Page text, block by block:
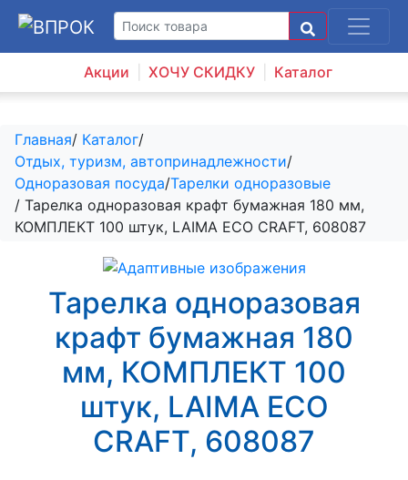
Акции ХОЧУ СКИДКУ Каталог
Главная/ Каталог/
Отдых, туризм, автопринадлежности/
Одноразовая посуда/Тарелки одноразовые
/ Тарелка одноразовая крафт бумажная 180 мм,
КОМПЛЕКТ 100 штук, LAIMA ECO CRAFT, 608087
Тарелка одноразовая
крафт бумажная 180
мм, КОМПЛЕКТ 100
штук, LAIMA ECO
CRAFT, 608087